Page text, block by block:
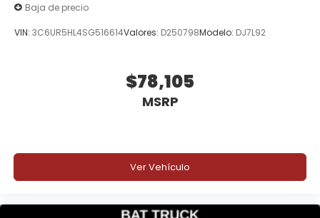
Baja de precio
VIN: 3C6UR5HL4SG516614Valores: D250798Modelo: DJ7L92
$78,105
MSRP
Ver Vehículo